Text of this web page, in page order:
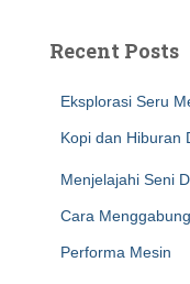
Recent Posts
Eksplorasi Seru
Kopi dan Hiburan
Menjelajahi Seni
Cara
Performa Mesin